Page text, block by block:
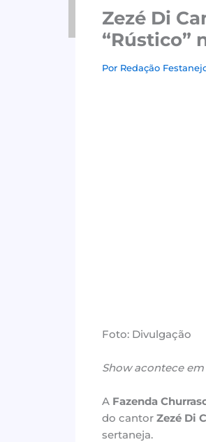
Zezé Di
“Rústico”
Por Redação
Foto: Divulgação
Show acontece
A Fazenda
do cantor Zezé Di
sertaneja.